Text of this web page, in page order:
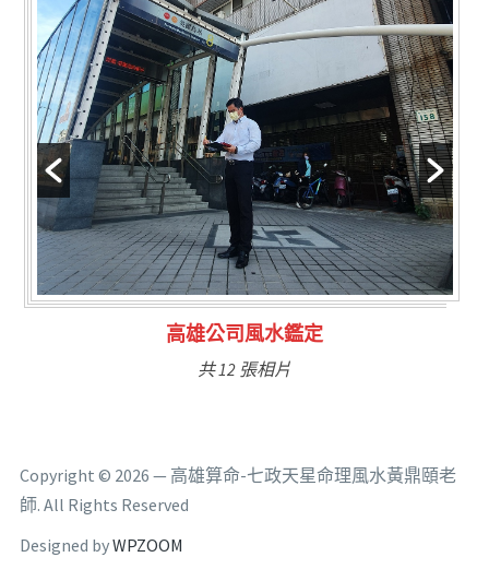
林氏福主量子生基造命
Copyright © 2026 — 高雄算命-七政天星命理風水黃鼎頤老
師. All Rights Reserved
Designed byWPZOOM